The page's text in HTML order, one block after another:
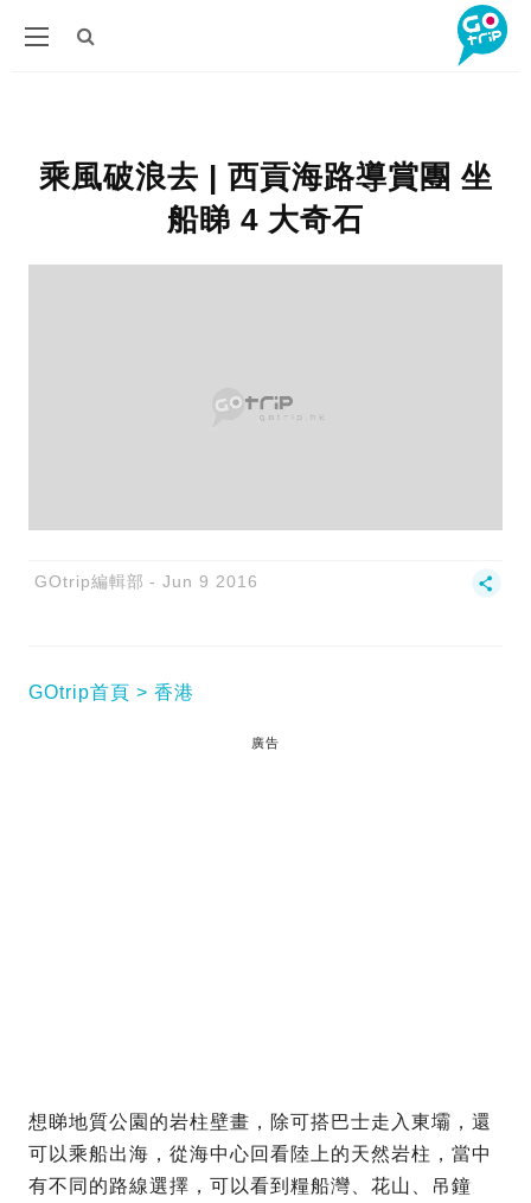
乘風破浪去 | 西貢海路導賞團 坐
船睇 4 大奇石
GOtrip編輯部 Jun 9 2016
GOtrip首頁 香港
廣告
想睇地質公園的岩柱壁畫，除可搭巴士走入東壩，還
可以乘船出海，從海中心回看陸上的天然岩柱，當中
有不同的路線選擇，可以看到糧船灣、花山、吊鐘